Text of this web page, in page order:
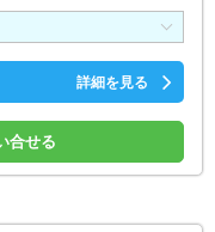
詳細を見る
合せる